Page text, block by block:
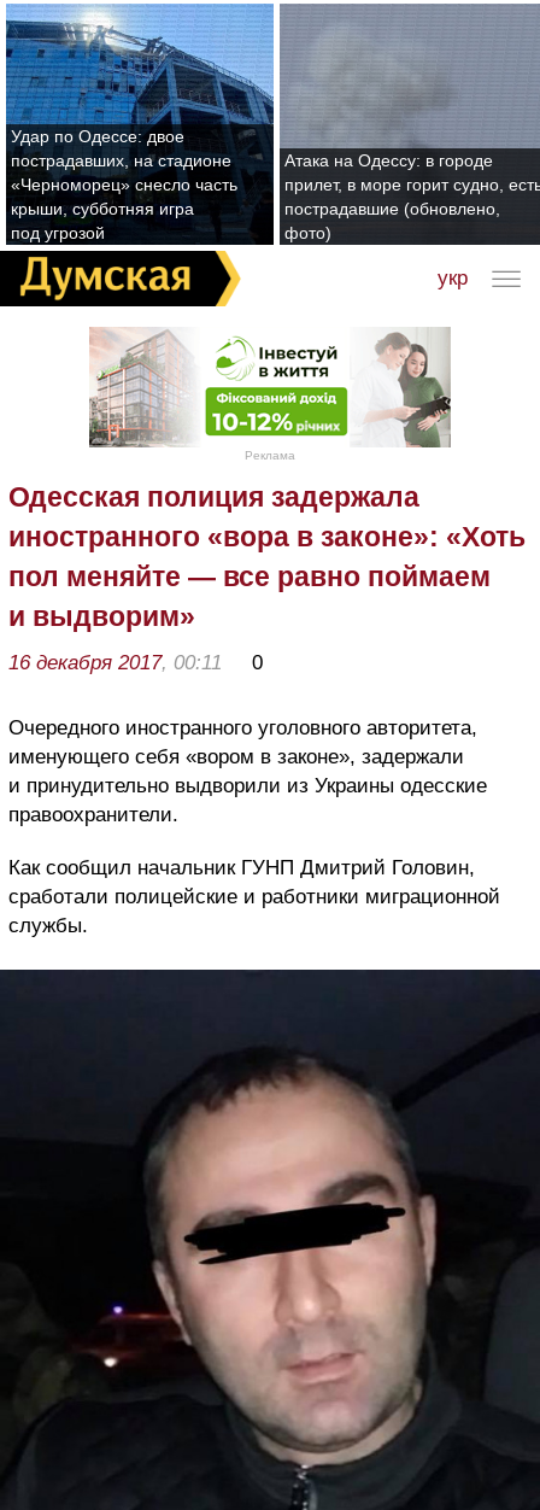
Удар по Одессе: двое
пострадавших, на стадионе
«Черноморец» снесло часть
крыши, субботняя игра
под угрозой
Атака на Одессу: в городе
прилет, в море горит судно,
пострадавшие (обновлено,
фото)
укр
Реклама
Одесская полиция задержала
иностранного «вора в законе»: «Хоть
пол меняйте — все равно поймаем
и выдворим»
16 декабря 2017, 00:11 0
Очередного иностранного уголовного авторитета,
именующего себя «вором в законе», задержали
и принудительно выдворили из Украины одесские
правоохранители.
Как сообщил начальник ГУНП Дмитрий Головин,
сработали полицейские и работники миграционной
службы.